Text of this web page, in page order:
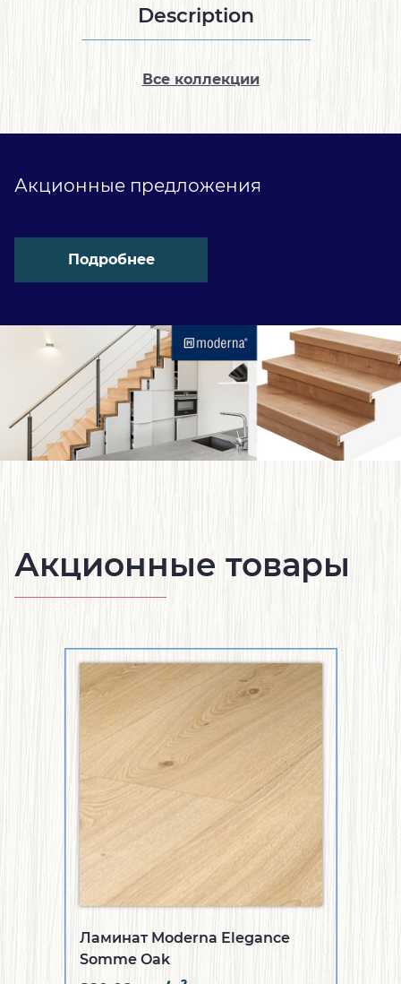
Description
Все коллекции
Акционные предложения
Подробнее
Акционные товары
Ламинат Moderna Elegance
Somme Oak